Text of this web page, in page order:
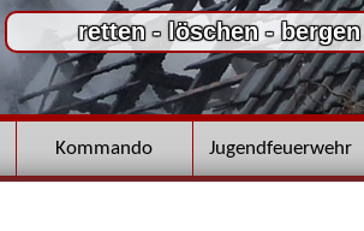
retten - löschen -
Kommando Jugendfeuerwehr